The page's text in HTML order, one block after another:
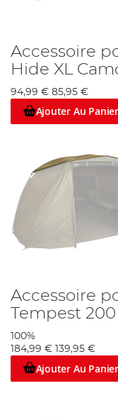
Accessoire
Hide XL
94,99 € 85,95 €
Ajouter Au Panier
Accessoire
Tempest
100%
184,99 €
139,95 €
Ajouter Au Panier